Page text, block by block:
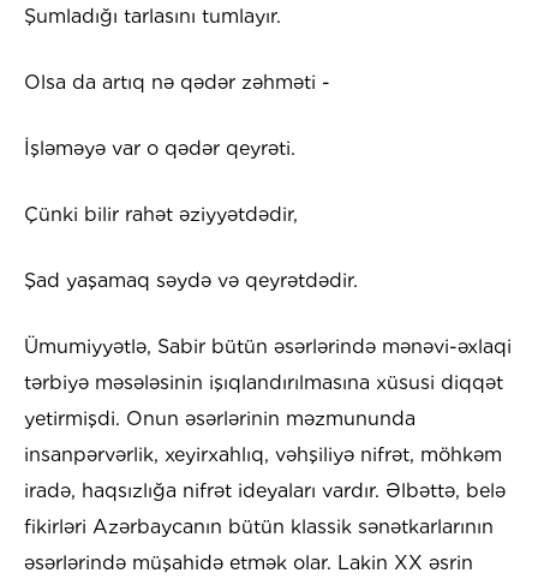
Şumladığı tarlasını tumlayır.
Olsa da artıq nə qədər zəhməti -
İşləməyə var o qədər qeyrəti.
Çünki bilir rahət əziyyətdədir,
Şad yaşamaq səydə və qeyrətdədir.
Ümumiyyətlə, Sabir bütün əsərlərində mənəvi-əxlaqi
tərbiyə məsələsinin işıqlandırılmasına xüsusi diqqət
yetirmişdi. Onun əsərlərinin məzmununda
insanpərvərlik, xeyirxahlıq, vəhşiliyə nifrət, möhkəm
iradə, haqsızlığa nifrət ideyaları vardır. Əlbəttə, belə
fikirləri Azərbaycanın bütün klassik sənətkarlarının
əsərlərində müşahidə etmək olar. Lakin XX əsrin